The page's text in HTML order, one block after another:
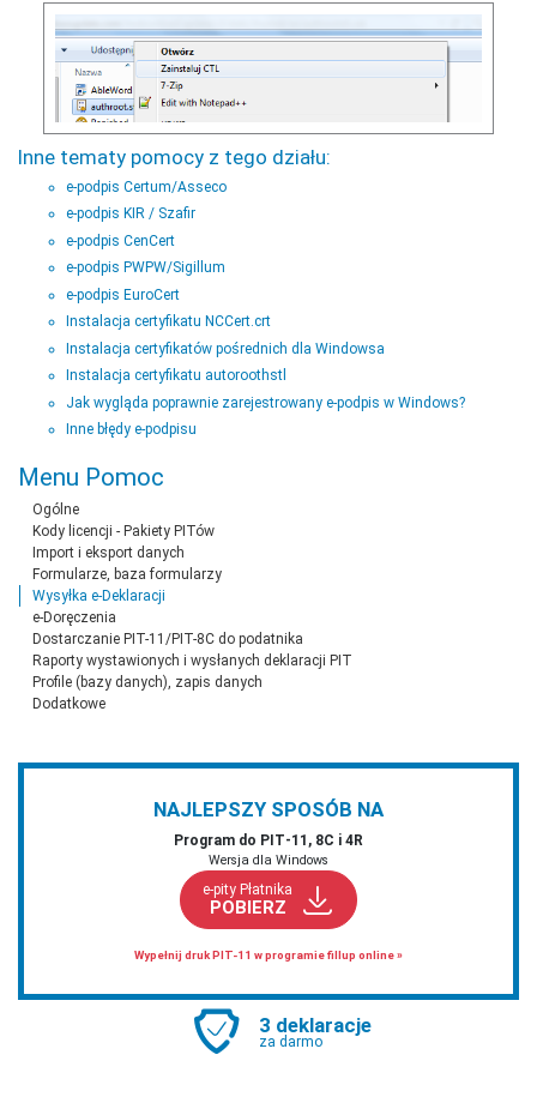
Menu Pomoc
Ogólne
Kody licencji - Pakiety PITów
Import i eksport danych
Formularze, baza formularzy
Wysyłka e-Deklaracji
e-Doręczenia
Dostarczanie PIT-11/PIT-8C do podatnika
Raporty wystawionych i wysłanych deklaracji PIT
Profile (bazy danych), zapis danych
Dodatkowe
NAJLEPSZY SPOSÓB NA
Program do PIT‑11, 8C i 4R
Wersja dla Windows
e-pity Płatnika
POBIERZ
Wypełnij druk PIT-11 w programie fillup online »
3 deklaracje
za darmo
Inne tematy pomocy z tego działu:
e-podpis Certum/Asseco
e-podpis KIR / Szafir
e-podpis CenCert
e-podpis PWPW/Sigillum
e-podpis EuroCert
Instalacja certyfikatu NCCert.crt
Instalacja certyfikatów pośrednich dla Windowsa
Instalacja certyfikatu autoroothstl
Jak wygląda poprawnie zarejestrowany e-podpis w Windows?
Inne błędy e-podpisu